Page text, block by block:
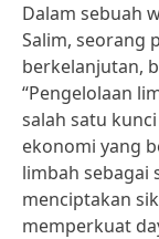
Dalam sebuah
Salim, seorang
berkelanjutan,
“Pengelolaan
salah satu
ekonomi yang
limbah sebagai
menciptakan
memperkuat